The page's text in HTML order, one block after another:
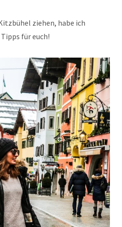
ziehen, habe ich
für euch!